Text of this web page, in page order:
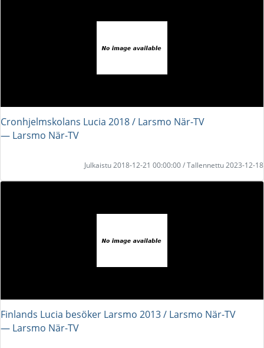
Cronhjelmskolans Lucia 2018 / Larsmo När-TV
― Larsmo När-TV
Julkaistu 2018-12-21 00:00:00 / Tallennettu 2023-12-18
Finlands Lucia besöker Larsmo 2013 / Larsmo När-TV
― Larsmo När-TV